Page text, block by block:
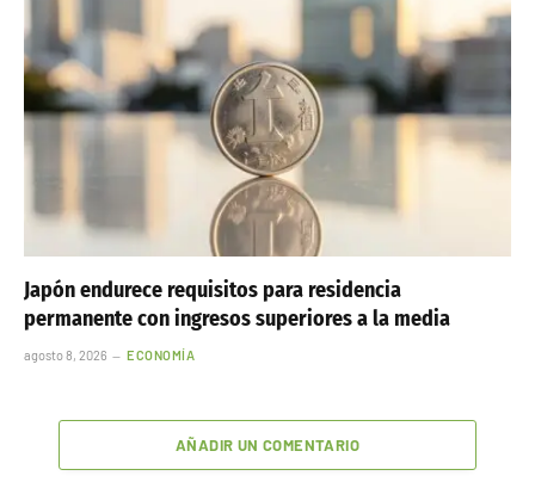
Japón endurece requisitos para residencia
permanente con ingresos superiores a la media
agosto 8, 2026 ECONOMÍA
AÑADIR UN COMENTARIO